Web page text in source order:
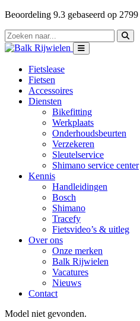
Beoordeling 9.3 gebaseerd op 2799
Fietslease
Fietsen
Accessoires
Diensten
Bikefitting
Werkplaats
Onderhoudsbeurten
Verzekeren
Sleutelservice
Shimano service center
Kennis
Handleidingen
Bosch
Shimano
Tracefy
Fietsvideo’s & uitleg
Over ons
Onze merken
Balk Rijwielen
Vacatures
Nieuws
Contact
Model niet gevonden.